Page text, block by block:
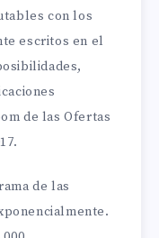
con los
escritos en el
de las Ofertas
de las